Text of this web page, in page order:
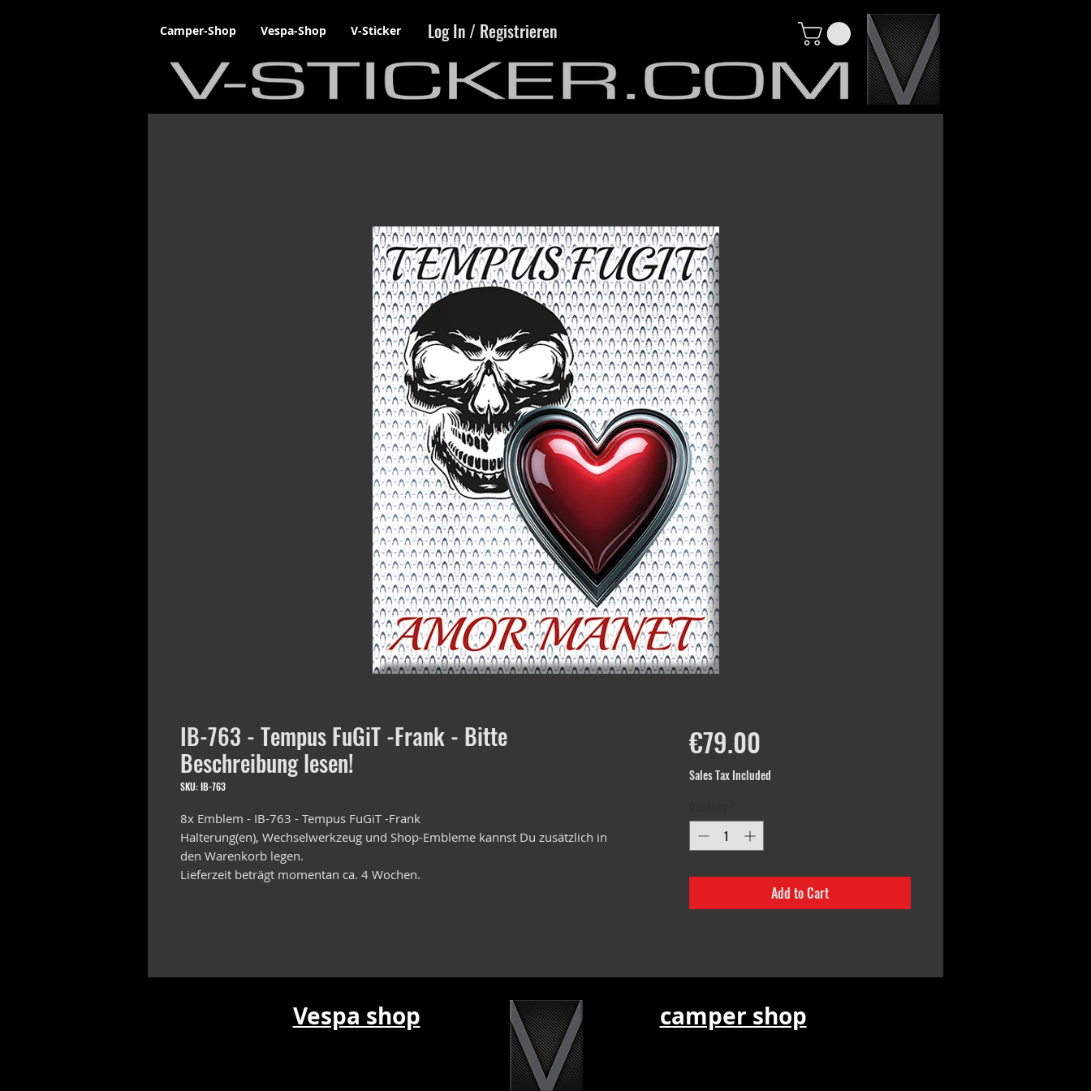
Camper-Shop Vespa-Shop V-Sticker Log In / Registrieren
IB-763 - Tempus FuGiT -Frank - Bitte
Beschreibung lesen!
SKU: IB-763
8x Emblem - IB-763 - Tempus FuGiT -Frank
Halterung(en), Wechselwerkzeug und Shop-Embleme kannst Du zusätzlich in
den Warenkorb legen.
Lieferzeit beträgt momentan ca. 4 Wochen.
€79.00Price
Sales Tax Included
Add to Cart
Vespa shop camper shop